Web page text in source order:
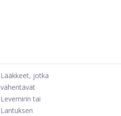
Lääkkeet, jotka
vähentävät
Levemirin tai
Lantuksen